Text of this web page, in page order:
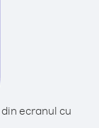
ecranul cu